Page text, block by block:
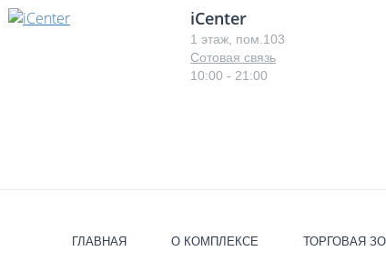
iCenter
1 этаж, пом.103
Сотовая связь
10:00 - 21:00
ГЛАВНАЯ О КОМПЛЕКСЕ ТОРГОВАЯ